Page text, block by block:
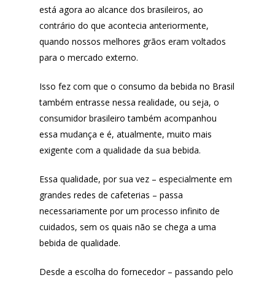
está agora ao alcance dos brasileiros, ao
contrário do que acontecia anteriormente,
quando nossos melhores grãos eram voltados
para o mercado externo.
Isso fez com que o consumo da bebida no Brasil
também entrasse nessa realidade, ou seja, o
consumidor brasileiro também acompanhou
essa mudança e é, atualmente, muito mais
exigente com a qualidade da sua bebida.
Essa qualidade, por sua vez – especialmente em
grandes redes de cafeterias – passa
necessariamente por um processo infinito de
cuidados, sem os quais não se chega a uma
bebida de qualidade.
Desde a escolha do fornecedor – passando pelo